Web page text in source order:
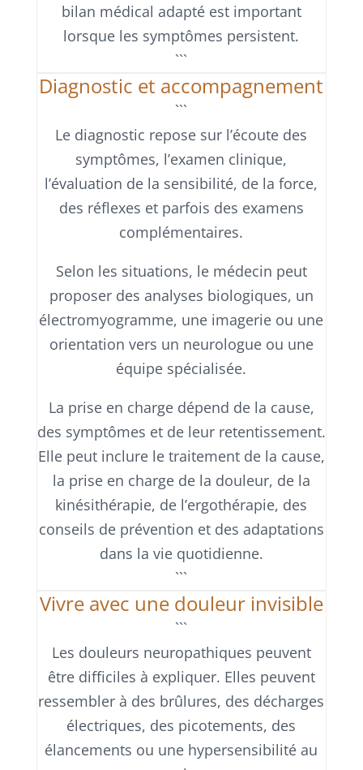
bilan médical adapté est important
lorsque les symptômes persistent.
```
Diagnostic et accompagnement
```
Le diagnostic repose sur l’écoute des
symptômes, l’examen clinique,
l’évaluation de la sensibilité, de la force,
des réflexes et parfois des examens
complémentaires.
Selon les situations, le médecin peut
proposer des analyses biologiques, un
électromyogramme, une imagerie ou une
orientation vers un neurologue ou une
équipe spécialisée.
La prise en charge dépend de la cause,
des symptômes et de leur retentissement.
Elle peut inclure le traitement de la cause,
la prise en charge de la douleur, de la
kinésithérapie, de l’ergothérapie, des
conseils de prévention et des adaptations
dans la vie quotidienne.
```
Vivre avec une douleur invisible
```
Les douleurs neuropathiques peuvent
être difficiles à expliquer. Elles peuvent
ressembler à des brûlures, des décharges
électriques, des picotements, des
élancements ou une hypersensibilité au